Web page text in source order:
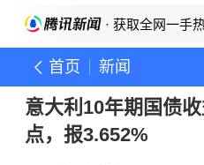
· 获取全网一手
首页 新闻
意大利10年期国债
点，报3.652%